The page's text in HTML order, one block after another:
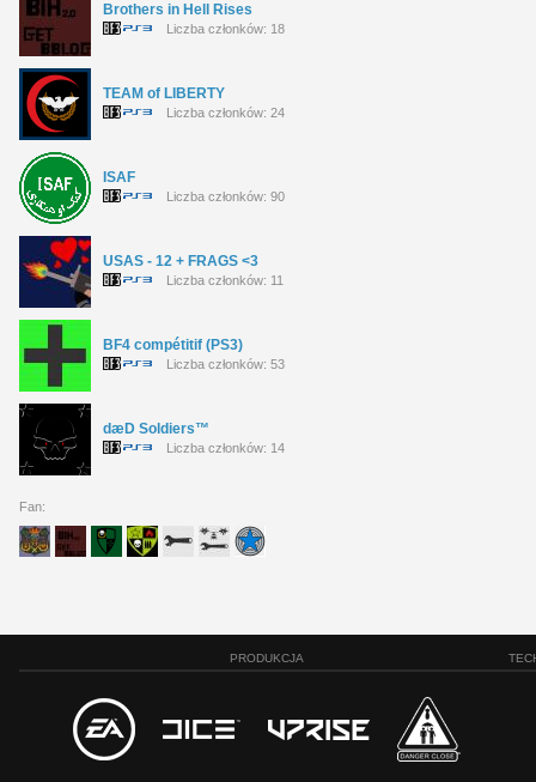
Brothers in Hell Rises
Liczba członków: 18
TEAM of LIBERTY
Liczba członków: 24
ISAF
Liczba członków: 90
USAS - 12 + FRAGS <3
Liczba członków: 11
BF4 compétitif (PS3)
Liczba członków: 53
dæD Soldiers™
Liczba członków: 14
Fan:
PRODUKCJA